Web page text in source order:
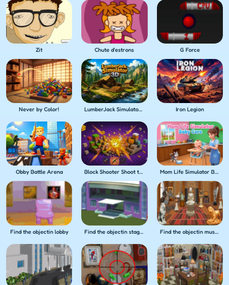
Zit Chute d'estrons G Force
Never by Color! LumberJack Simulator 3D Iron Legion
Obby Battle Arena Block Shooter Shoot the Blocks! Mom Life Simulator Baby Care
Find the objectin lobby Find the objectin stage show Find the objectin museum